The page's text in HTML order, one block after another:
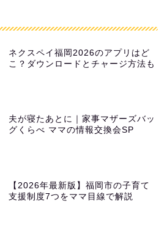
ネクスペイ福岡2026のアプリはど
こ？ダウンロードとチャージ方法も
夫が寝たあとに｜家事マザーズバッ
グくらべ ママの情報交換会SP
【2026年最新版】福岡市の子育て
支援制度7つをママ目線で解説